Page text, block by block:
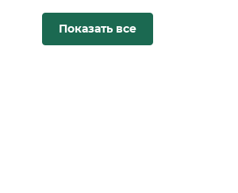
Показать все